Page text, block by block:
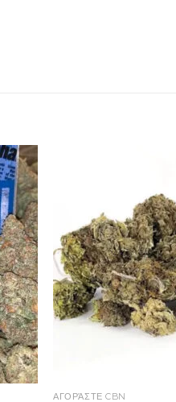
ΑΓΟΡΆΣΤΕ CBN